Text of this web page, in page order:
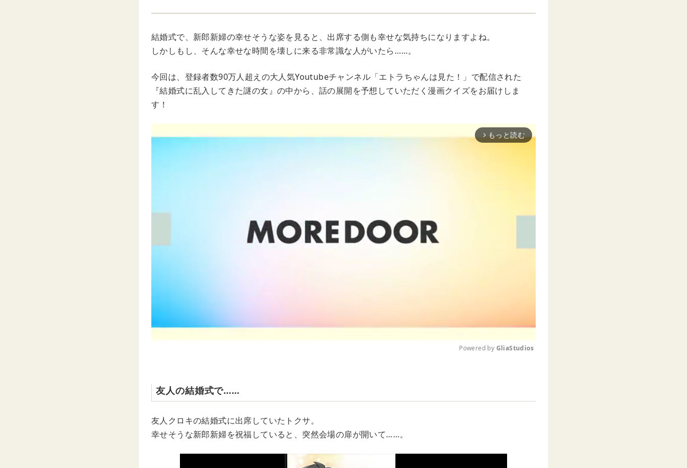
結婚式で、新郎新婦の幸せそうな姿を見ると、出席する側も幸せな気持ちになりますよね。
しかしもし、そんな幸せな時間を壊しに来る非常識な人がいたら……。
今回は、登録者数90万人超えの大人気Youtubeチャンネル「エトラちゃんは見た！」で配信された
『結婚式に乱入してきた謎の女』の中から、話の展開を予想していただく漫画クイズをお届けしま
す！
arrow_forward_ios もっと読む
t
Powered by GliaStudios
友人の結婚式で……
友人クロキの結婚式に出席していたトクサ。
幸せそうな新郎新婦を祝福していると、突然会場の扉が開いて……。